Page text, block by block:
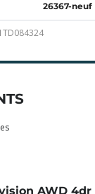
26367-neuf
AWD